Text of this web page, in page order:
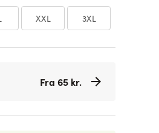
XXL 3XL
Fra 65 kr.